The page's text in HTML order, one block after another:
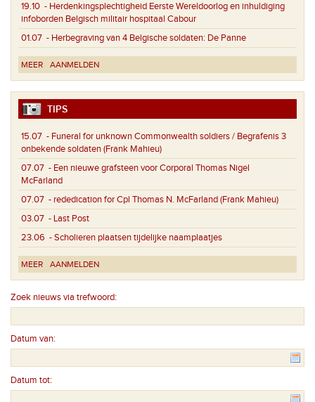
19.10 - Herdenkingsplechtigheid Eerste Wereldoorlog en inhuldiging
infoborden Belgisch militair hospitaal Cabour
01.07 - Herbegraving van 4 Belgische soldaten: De Panne
MEER AANMELDEN
TIPS
15.07 - Funeral for unknown Commonwealth soldiers / Begrafenis 3
onbekende soldaten (Frank Mahieu)
07.07 - Een nieuwe grafsteen voor Corporal Thomas Nigel
McFarland
07.07 - rededication for Cpl Thomas N. McFarland (Frank Mahieu)
03.07 - Last Post
23.06 - Scholieren plaatsen tijdelijke naamplaatjes
MEER AANMELDEN
Zoek nieuws via trefwoord:
Datum van:
Datum tot: